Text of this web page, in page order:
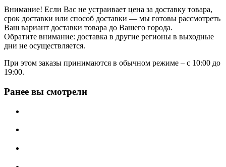
Внимание! Если Вас не устраивает цена за доставку товара,
срок доставки или способ доставки — мы готовы рассмотреть
Ваш вариант доставки товара до Вашего города.
Обратите внимание: доставка в другие регионы в выходные
дни не осуществляется.
При этом заказы принимаются в обычном режиме – с 10:00 до
19:00.
Ранее вы смотрели